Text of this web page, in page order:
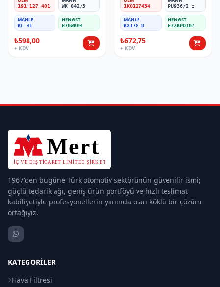
191 127 401 WK 842/3
MAHLE
KL 41
HENGST
H70WK04
₺598,00
+ KDV
1K0127434 PU936/2 x
MAHLE
KX178 D
HENGST
E72KPD107
₺672,75
+ KDV
1967'den bugüne Türk otomotiv sektörünün güvenilir ismi;
güçlü tedarik ağı, geniş ürün portföyü ve hızlı teslimat
kabiliyetiyle profesyonellerin yanında olan köklü bir çözüm
ortağıyız.
KATEGORILER
Hava Filtresi